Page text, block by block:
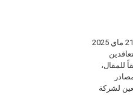
نشرت Nordic Sentinel (nordsint.org) في 21 ماي 2025
ليبيا خلال عام 2024. ووفقاً للمقال،
لشركة